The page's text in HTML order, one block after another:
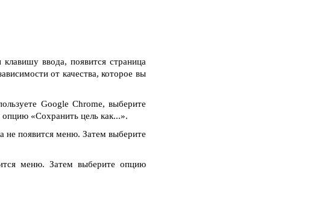
ввода, появится страница
от качества, которое вы
Google Chrome, выберите
«Сохранить цель как...».
не появится меню. Затем выберите
меню. Затем выберите опцию